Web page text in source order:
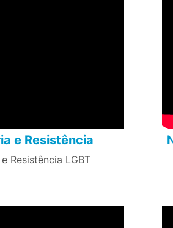
e Resistência
Resistência LGBT